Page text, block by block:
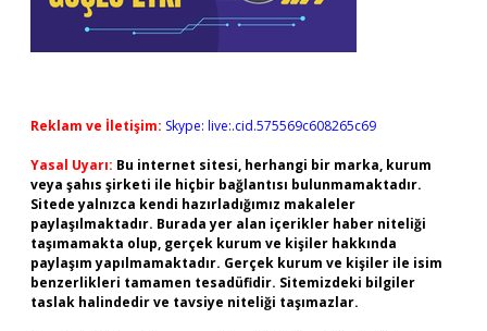
Reklam ve İletişim: Skype: live:.cid.575569c608265c69
Yasal Uyarı: Bu internet sitesi, herhangi bir marka, kurum
veya şahıs şirketi ile hiçbir bağlantısı bulunmamaktadır.
Sitede yalnızca kendi hazırladığımız makaleler
paylaşılmaktadır. Burada yer alan içerikler haber niteliği
taşımamakta olup, gerçek kurum ve kişiler hakkında
paylaşım yapılmamaktadır. Gerçek kurum ve kişiler ile isim
benzerlikleri tamamen tesadüfidir. Sitemizdeki bilgiler
taslak halindedir ve tavsiye niteliği taşımazlar.